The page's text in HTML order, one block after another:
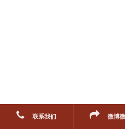
联系我们 微博